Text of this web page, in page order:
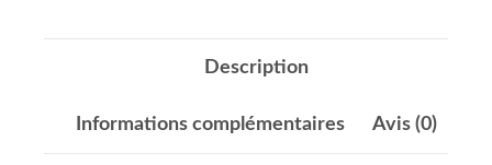
Description
Informations complémentaires Avis (0)